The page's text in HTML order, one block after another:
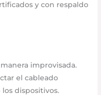
y con respaldo
improvisada.
el cableado
dispositivos.